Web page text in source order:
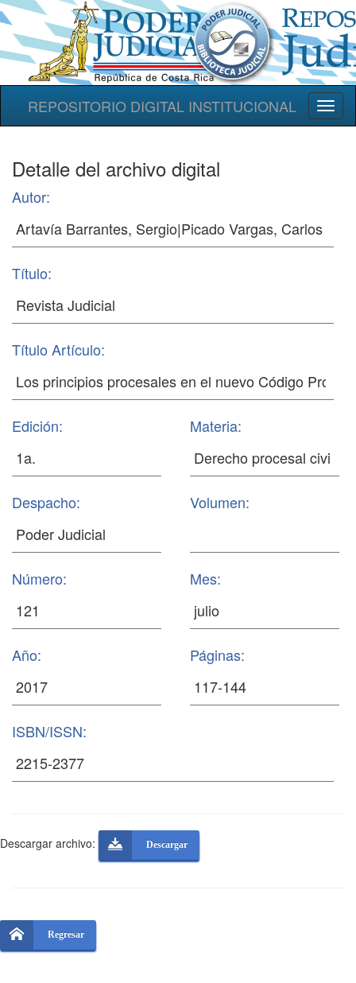
REPOSITORIO DIGITAL INSTITUCIONAL
Detalle del archivo digital
Autor:
Título:
Título Artículo:
Edición: Materia:
Despacho: Volumen:
Número: Mes:
Año: Páginas:
ISBN/ISSN:
Descargar archivo: Descargar
Regresar